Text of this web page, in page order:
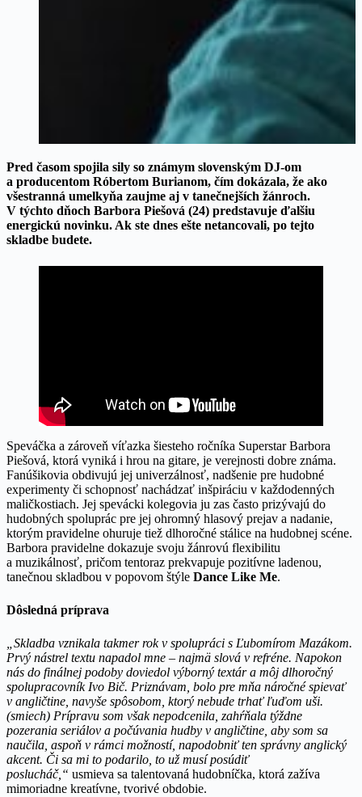
Pred časom spojila sily so známym slovenským DJ-om
a producentom Róbertom Burianom, čím dokázala, že ako
všestranná umelkyňa zaujme aj v tanečnejších žánroch.
V týchto dňoch Barbora Piešová (24) predstavuje ďalšiu
energickú novinku. Ak ste dnes ešte netancovali, po tejto
skladbe budete.
Speváčka a zároveň víťazka šiesteho ročníka Superstar Barbora
Piešová, ktorá vyniká i hrou na gitare, je verejnosti dobre známa.
Fanúšikovia obdivujú jej univerzálnosť, nadšenie pre hudobné
experimenty či schopnosť nachádzať inšpiráciu v každodenných
maličkostiach. Jej spevácki kolegovia ju zas často prizývajú do
hudobných spoluprác pre jej ohromný hlasový prejav a nadanie,
ktorým pravidelne ohuruje tiež dlhoročné stálice na hudobnej scéne.
Barbora pravidelne dokazuje svoju žánrovú flexibilitu
a muzikálnosť, pričom tentoraz prekvapuje pozitívne ladenou,
tanečnou skladbou v popovom štýle Dance Like Me.
Dôsledná príprava
„Skladba vznikala takmer rok v spolupráci s Ľubomírom Mazákom.
Prvý nástrel textu napadol mne – najmä slová v refréne. Napokon
nás do finálnej podoby doviedol výborný textár a môj dlhoročný
spolupracovník Ivo Bič. Priznávam, bolo pre mňa náročné spievať
v angličtine, navyše spôsobom, ktorý nebude trhať ľuďom uši.
(smiech) Prípravu som však nepodcenila, zahŕňala týždne
pozerania seriálov a počúvania hudby v angličtine, aby som sa
naučila, aspoň v rámci možností, napodobniť ten správny anglický
akcent. Či sa mi to podarilo, to už musí posúdiť
poslucháč,“ usmieva sa talentovaná hudobníčka, ktorá zažíva
mimoriadne kreatívne, tvorivé obdobie.